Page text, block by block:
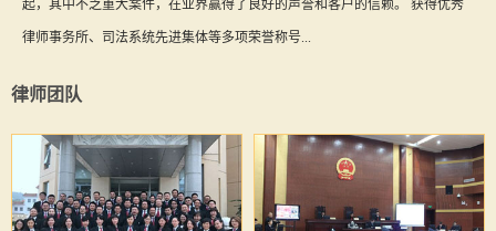
起，其中不乏重大案件，在业界赢得了良好的声誉和客户的信赖。 获得优秀
律师事务所、司法系统先进集体等多项荣誉称号...
律师团队